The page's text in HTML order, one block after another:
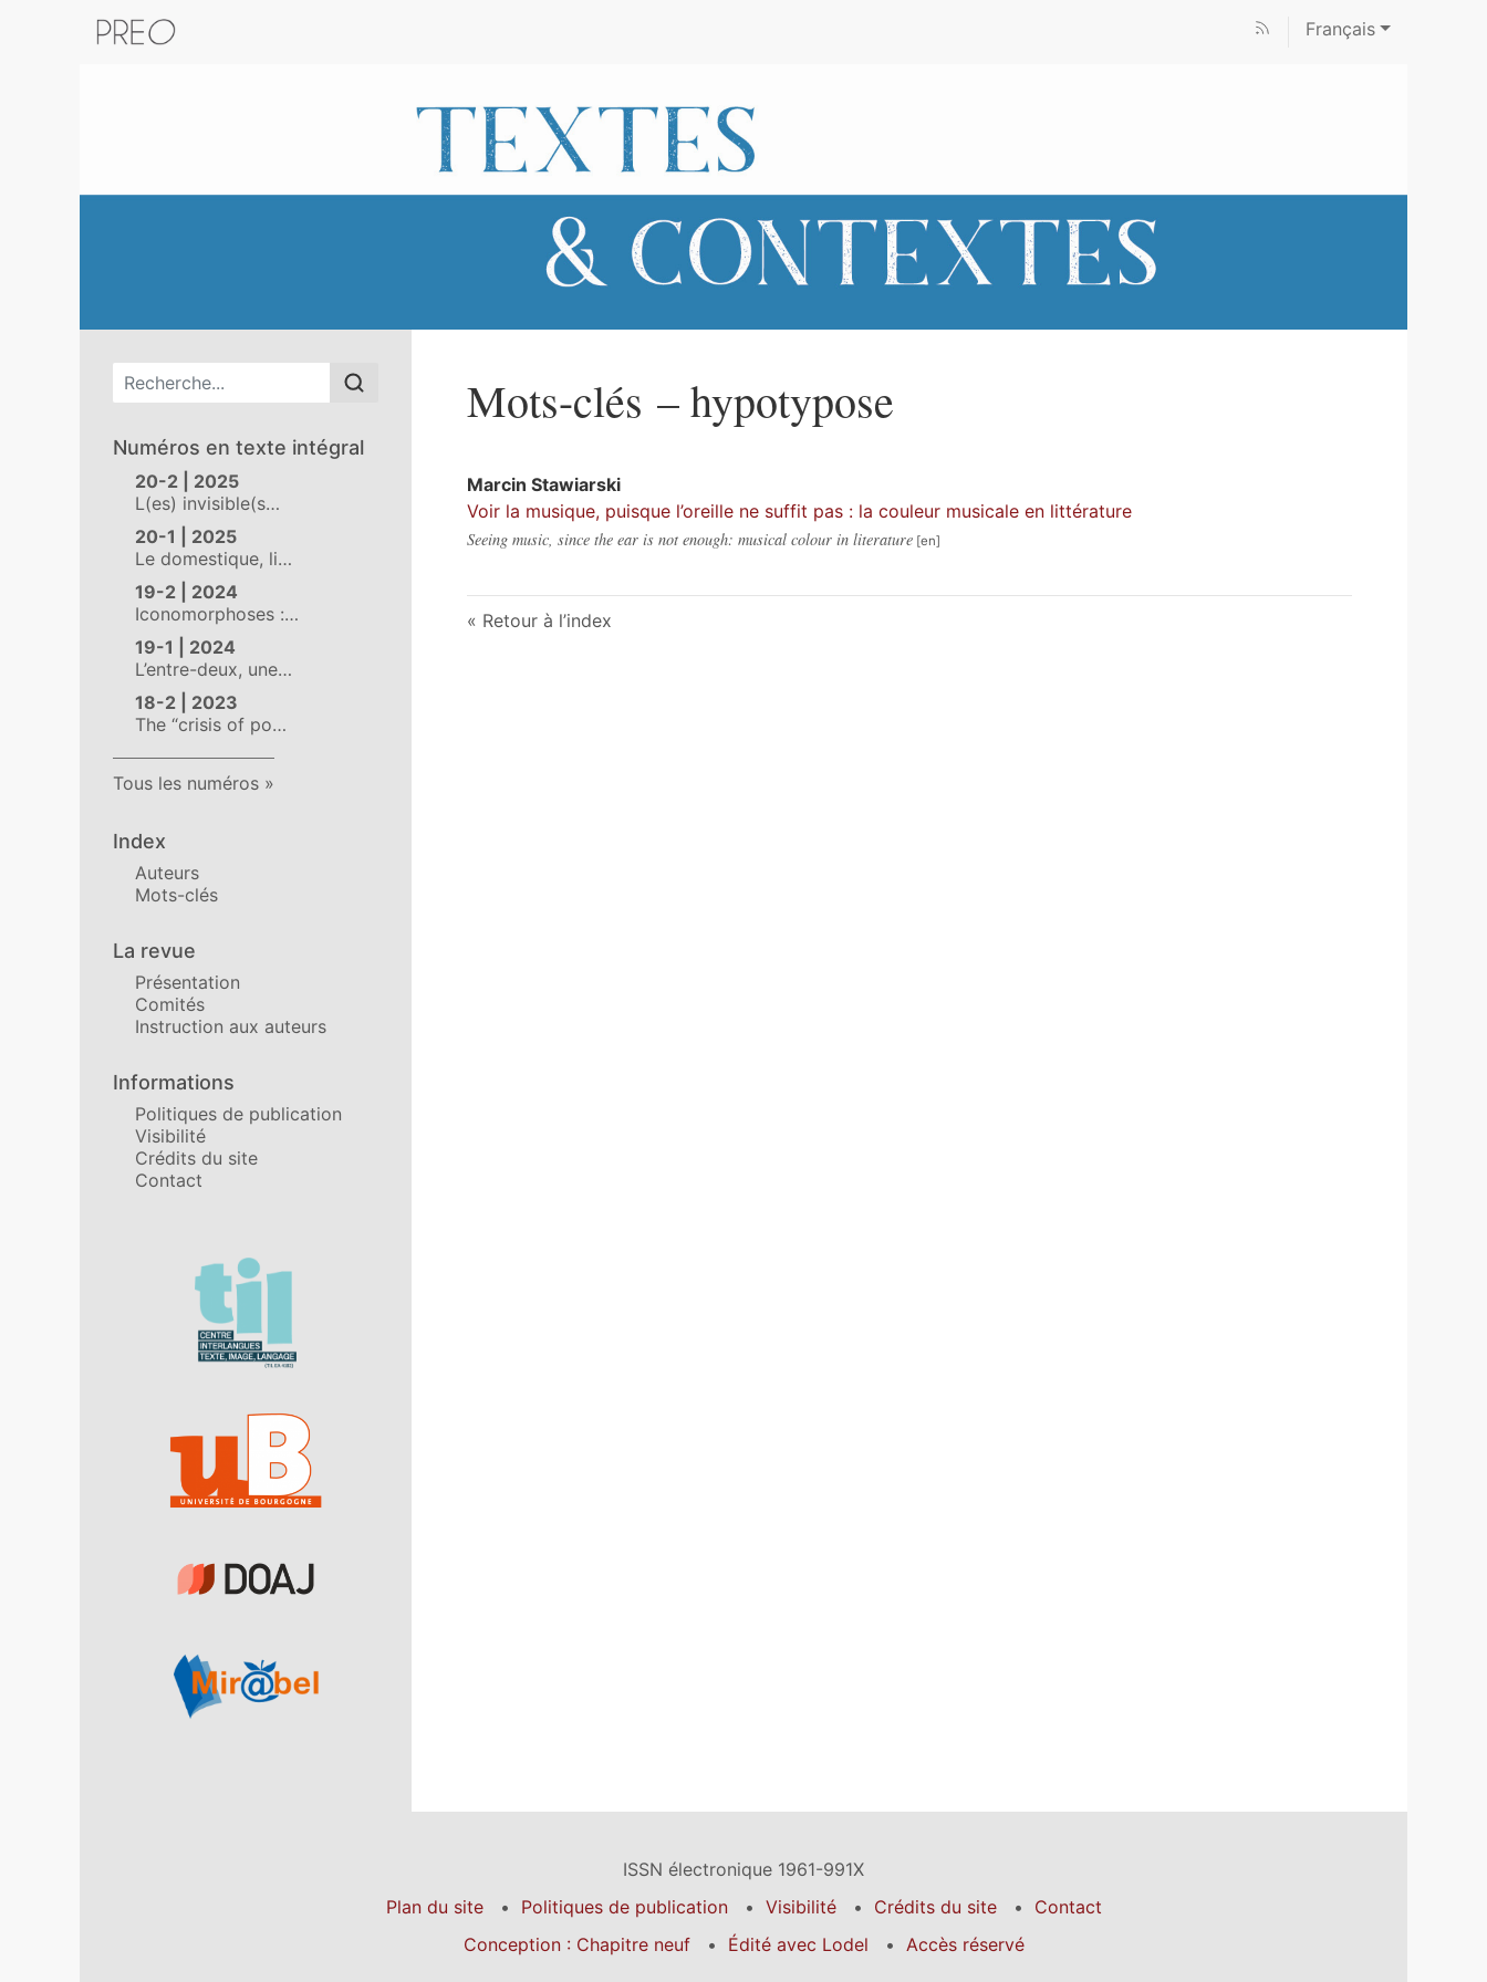
Français
Menu principal
Numéros en texte intégral
20-2 | 2025
L(es) invisible(s…
20-1 | 2025
Le domestique, li…
19-2 | 2024
Iconomorphoses :…
19-1 | 2024
L’entre-deux, une…
18-2 | 2023
The “crisis of po…
Tous les numéros
Index
Auteurs
Mots-clés
La revue
Présentation
Comités
Instruction aux auteurs
Informations
Politiques de publication
Visibilité
Crédits du site
Contact
Affiliations/partenaires
Mots-clés – hypotypose
Marcin Stawiarski
Voir la musique, puisque l’oreille ne suffit pas : la couleur musicale en littérature
Seeing music, since the ear is not enough: musical colour in literature
Retour à l’index
ISSN électronique 1961-991X
Plan du site
Politiques de publication Visibilité Crédits du site
Contact
Conception : Chapitre neuf
Édité avec Lodel Accès réservé